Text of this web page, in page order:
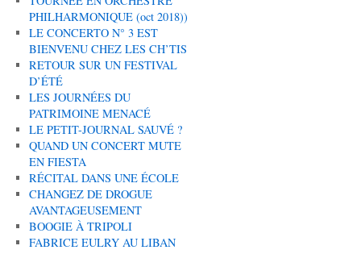
PHILHARMONIQUE (oct 2018))
LE CONCERTO N° 3 EST
BIENVENU CHEZ LES CH’TIS
RETOUR SUR UN FESTIVAL
D’ÉTÉ
LES JOURNÉES DU
PATRIMOINE MENACÉ
LE PETIT-JOURNAL SAUVÉ ?
QUAND UN CONCERT MUTE
EN FIESTA
RÉCITAL DANS UNE ÉCOLE
CHANGEZ DE DROGUE
AVANTAGEUSEMENT
BOOGIE À TRIPOLI
FABRICE EULRY AU LIBAN